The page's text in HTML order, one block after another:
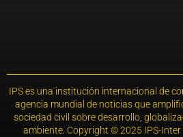
IPS es una institución internacional de
agencia mundial de noticias que
sociedad civil sobre desarrollo,
ambiente. Copyright © 2025 IPS-Inter